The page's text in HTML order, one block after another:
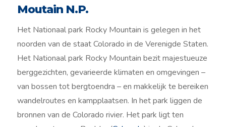
Moutain N.P.
Het Nationaal park Rocky Mountain is gelegen in het
noorden van de staat Colorado in de Verenigde Staten.
Het Nationaal park Rocky Mountain bezit majestueuze
berggezichten, gevarieerde klimaten en omgevingen –
van bossen tot bergtoendra – en makkelijk te bereiken
wandelroutes en kampplaatsen. In het park liggen de
bronnen van de Colorado rivier. Het park ligt ten